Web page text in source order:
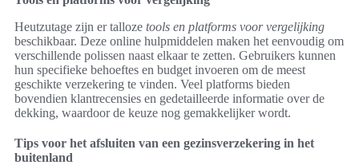
Heutzutage zijn er talloze tools en platforms voor vergelijking
beschikbaar. Deze online hulpmiddelen maken het eenvoudig om
verschillende polissen naast elkaar te zetten. Gebruikers kunnen
hun specifieke behoeftes en budget invoeren om de meest
geschikte verzekering te vinden. Veel platforms bieden
bovendien klantrecensies en gedetailleerde informatie over de
dekking, waardoor de keuze nog gemakkelijker wordt.
Tips voor het afsluiten van een gezinsverzekering in het
buitenland